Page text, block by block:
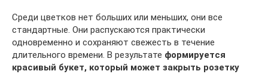
Среди цветков нет больших или меньших, они все
стандартные. Они распускаются практически
одновременно и сохраняют свежесть в течение
длительного времени. В результате формируется
красивый букет, который может закрыть розетку